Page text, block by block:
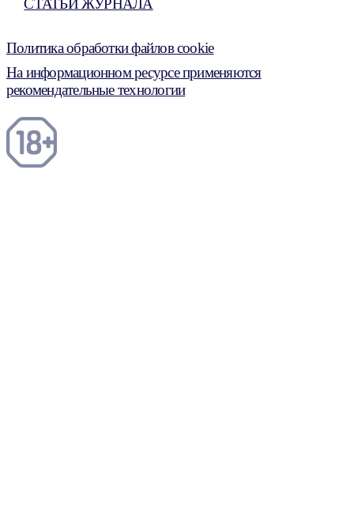
СТАТЬИ ЖУРНАЛА
Политика обработки файлов cookie
На информационном ресурсе применяются
рекомендательные технологии